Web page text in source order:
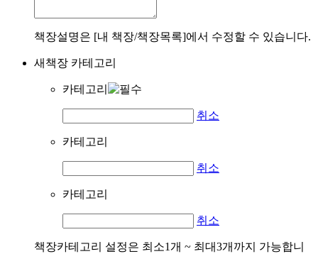
책장설명은 [내 책장/책장목록]에서 수정할 수 있습니다.
새책장 카테고리
카테고리
취소
카테고리
취소
카테고리
취소
책장카테고리 설정은 최소1개 ~ 최대3개까지 가능합니